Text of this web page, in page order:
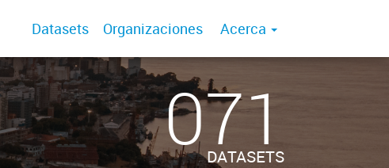
Datasets Organizaciones Acerca
071
DATASETS